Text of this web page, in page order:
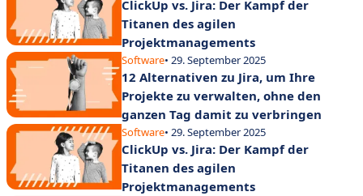
ClickUp vs. Jira: Der Kampf der
Titanen des agilen
Projektmanagements
Software• 29. September 2025
12 Alternativen zu Jira, um Ihre
Projekte zu verwalten, ohne den
ganzen Tag damit zu verbringen
Software• 29. September 2025
ClickUp vs. Jira: Der Kampf der
Titanen des agilen
Projektmanagements